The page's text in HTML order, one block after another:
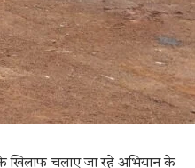
खिलाफ चलाए जा रहे अभियान के